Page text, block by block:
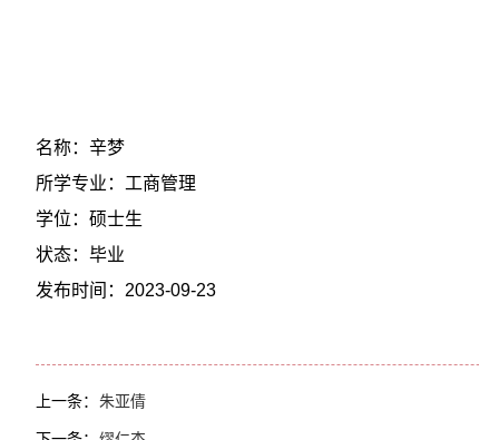
名称：辛梦
所学专业：工商管理
学位：硕士生
状态：毕业
发布时间：2023-09-23
上一条： 朱亚倩